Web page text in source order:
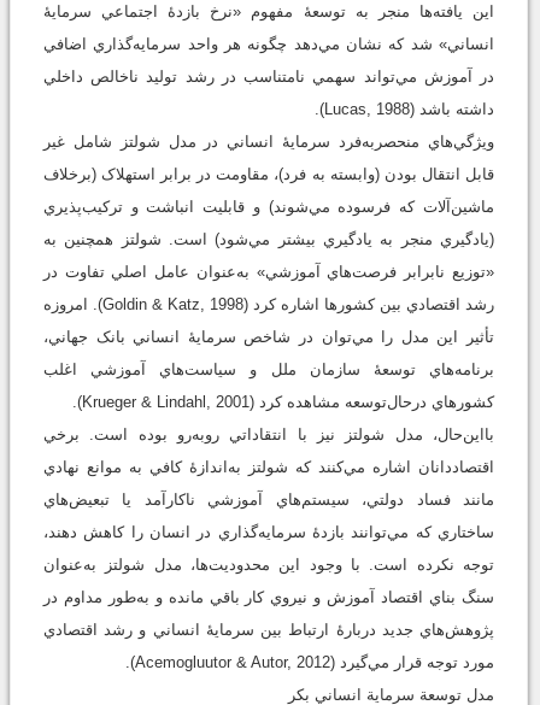
اين يافته‌ها منجر به توسعۀ مفهوم «نرخ بازدۀ اجتماعي سرمايۀ
انساني» شد که نشان مي‌دهد چگونه هر واحد سرمايه‌گذاري اضافي
در آموزش مي‌تواند سهمي نامتناسب در رشد توليد ناخالص داخلي
داشته باشد (Lucas, 1988).
ويژگي‌هاي منحصربه‌فرد سرمايۀ انساني در مدل شولتز شامل غير
قابل انتقال بودن (وابسته به فرد)، مقاومت در برابر استهلاک (برخلاف
ماشين‌آلات که فرسوده مي‌شوند) و قابليت انباشت و ترکيب‌پذيري
(يادگيري منجر به يادگيري بيشتر مي‌شود) است. شولتز همچنين به
«توزيع نابرابر فرصت‌هاي آموزشي» به‌عنوان عامل اصلي تفاوت در
رشد اقتصادي بين کشورها اشاره کرد (Goldin & Katz, 1998). امروزه
تأثير اين مدل را مي‌توان در شاخص سرمايۀ انساني بانک جهاني،
برنامه‌هاي توسعۀ سازمان ملل و سياست‌هاي آموزشي اغلب
کشورهاي درحال‌توسعه مشاهده کرد (Krueger & Lindahl, 2001).
بااين‌حال، مدل شولتز نيز با انتقاداتي روبه‌رو بوده است. برخي
اقتصاددانان اشاره مي‌کنند که شولتز به‌اندازۀ کافي به موانع نهادي
مانند فساد دولتي، سيستم‌هاي آموزشي ناکارآمد يا تبعيض‌هاي
ساختاري که مي‌توانند بازدۀ سرمايه‌گذاري در انسان را کاهش دهند،
توجه نکرده است. با وجود اين محدوديت‌ها، مدل شولتز به‌عنوان
سنگ بناي اقتصاد آموزش و نيروي کار باقي مانده و به‌طور مداوم در
پژوهش‌هاي جديد دربارۀ ارتباط بين سرمايۀ انساني و رشد اقتصادي
مورد توجه قرار مي‌گيرد (Acemogluutor & Autor, 2012).
مدل توسعة سرماية انساني بکر